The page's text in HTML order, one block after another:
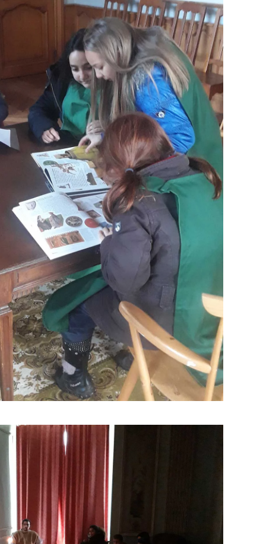
Cliquez pour agrandir